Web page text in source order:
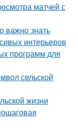
матчей с
важно знать
интерьеров
программ для
сельской
жизни